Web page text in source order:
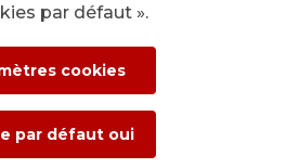
par défaut ».
cookies
par défaut oui